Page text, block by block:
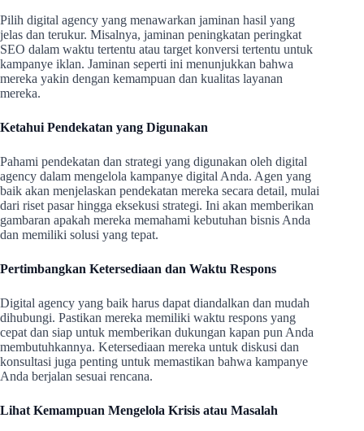
Pilih digital agency yang menawarkan jaminan hasil yang
jelas dan terukur. Misalnya, jaminan peningkatan peringkat
SEO dalam waktu tertentu atau target konversi tertentu untuk
kampanye iklan. Jaminan seperti ini menunjukkan bahwa
mereka yakin dengan kemampuan dan kualitas layanan
mereka.
Ketahui Pendekatan yang Digunakan
Pahami pendekatan dan strategi yang digunakan oleh digital
agency dalam mengelola kampanye digital Anda. Agen yang
baik akan menjelaskan pendekatan mereka secara detail, mulai
dari riset pasar hingga eksekusi strategi. Ini akan memberikan
gambaran apakah mereka memahami kebutuhan bisnis Anda
dan memiliki solusi yang tepat.
Pertimbangkan Ketersediaan dan Waktu Respons
Digital agency yang baik harus dapat diandalkan dan mudah
dihubungi. Pastikan mereka memiliki waktu respons yang
cepat dan siap untuk memberikan dukungan kapan pun Anda
membutuhkannya. Ketersediaan mereka untuk diskusi dan
konsultasi juga penting untuk memastikan bahwa kampanye
Anda berjalan sesuai rencana.
Lihat Kemampuan Mengelola Krisis atau Masalah